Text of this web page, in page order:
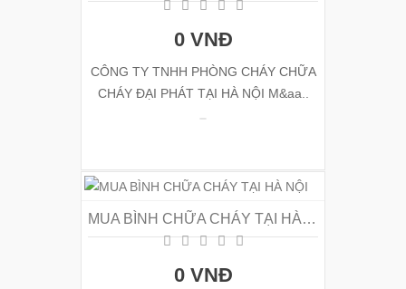
0 VNĐ
CÔNG TY TNHH PHÒNG CHÁY CHỮA
CHÁY ĐẠI PHÁT TẠI HÀ NỘI M&aa..
MUA BÌNH CHỮA CHÁY TẠI HÀ NỘI
0 VNĐ